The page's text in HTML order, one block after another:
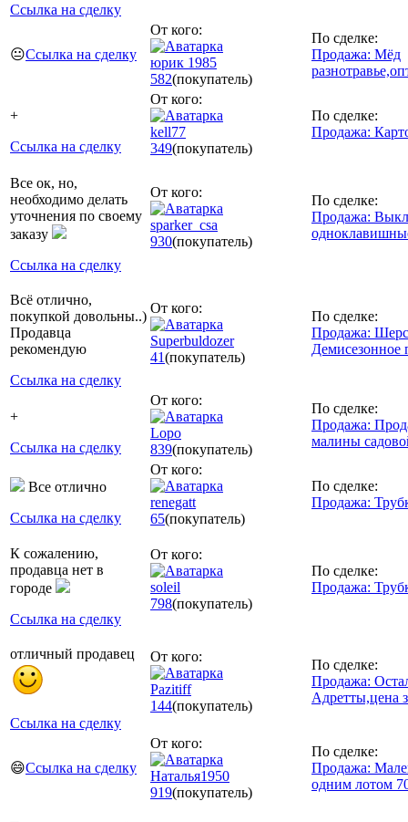
Ссылка на сделку
😐Ссылка на сделку
От кого:
юрик 1985
582(покупатель)
По сделке:
Продажа: Мёд
+
Ссылка на сделку
От кого:
kell77
349(покупатель)
По сделке:
Продажа:
Все ок, но,
необходимо делать
уточнения по своему
заказу
Ссылка на сделку
От кого:
sparker_csa
930(покупатель)
По сделке:
Продажа:
Всё отлично,
покупкой довольны..)
Продавца
рекомендую
Ссылка на сделку
От кого:
Superbuldozer
41(покупатель)
По сделке:
Продажа:
Демисезонное
+
Ссылка на сделку
От кого:
Lopo
839(покупатель)
По сделке:
Продажа:
малины
Все отлично
Ссылка на сделку
От кого:
renegatt
65(покупатель)
По сделке:
Продажа:
К сожалению,
продавца нет в
городе
Ссылка на сделку
От кого:
soleil
798(покупатель)
По сделке:
Продажа:
отличный продавец
Ссылка на сделку
От кого:
Pazitiff
144(покупатель)
По сделке:
Продажа:
Адретты,цена
😄Ссылка на сделку
От кого:
Наталья1950
919(покупатель)
По сделке:
Продажа:
одним лотом